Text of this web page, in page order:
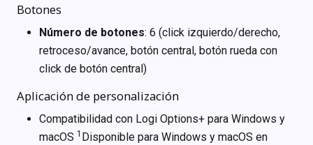
Botones
Número de botones: 6 (click izquierdo/derecho,
retroceso/avance, botón central, botón rueda con
click de botón central)
Aplicación de personalización
Compatibilidad con Logi Options+ para Windows y
macOS 1 Disponible para Windows y macOS en